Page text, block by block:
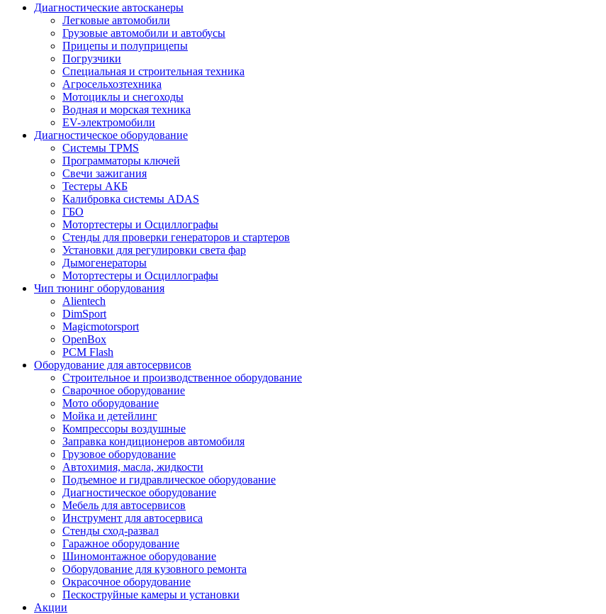
Диагностические автосканеры
Легковые автомобили
Грузовые автомобили и автобусы
Прицепы и полуприцепы
Погрузчики
Специальная и строительная техника
Агросельхозтехника
Мотоциклы и снегоходы
Водная и морская техника
EV-электромобили
Диагностическое оборудование
Системы TPMS
Программаторы ключей
Свечи зажигания
Тестеры АКБ
Калибровка системы ADAS
ГБО
Мотортестеры и Осциллографы
Стенды для проверки генераторов и стартеров
Установки для регулировки света фар
Дымогенераторы
Мотортестеры и Осциллографы
Чип тюнинг оборудования
Alientech
DimSport
Magicmotorsport
OpenBox
PCM Flash
Оборудование для автосервисов
Строительное и производственное оборудование
Сварочное оборудование
Мото оборудование
Мойка и детейлинг
Компрессоры воздушные
Заправка кондиционеров автомобиля
Грузовое оборудование
Автохимия, масла, жидкости
Подъемное и гидравлическое оборудование
Диагностическое оборудование
Мебель для автосервисов
Инструмент для автосервиса
Стенды сход-развал
Гаражное оборудование
Шиномонтажное оборудование
Оборудование для кузовного ремонта
Окрасочное оборудование
Пескоструйные камеры и установки
Акции